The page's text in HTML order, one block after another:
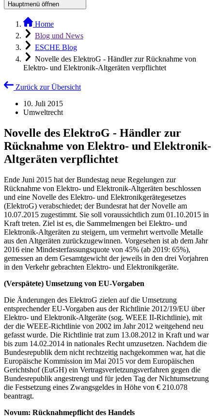
Hauptmenü öffnen
Home
Blog und News
ESCHE Blog
Novelle des ElektroG - Händler zur Rücknahme von
Elektro- und Elektronik-Altgeräten verpflichtet
Zurück zur Übersicht
10. Juli 2015
Umweltrecht
Novelle des ElektroG - Händler zur
Rücknahme von Elektro- und Elektronik-
Altgeräten verpflichtet
Ende Juni 2015 hat der Bundestag neue Regelungen zur
Rücknahme von Elektro- und Elektronik-Altgeräten beschlossen
und eine Novelle des Elektro- und Elektronikgeräte­gesetzes
(ElektroG) verabschiedet; der Bundesrat hat der Novelle am
10.07.2015 zu­gestimmt. Sie soll voraussichtlich zum 01.10.2015 in
Kraft treten. Ziel ist es, die Sammelmengen bei Elektro- und
Elektronik-Altgeräten zu steigern, um vermehrt wertvolle Metalle
aus den Altgeräten zurückzugewinnen. Vorgesehen ist ab dem Jahr
2016 eine Mindesterfassungsquote von 45% (ab 2019: 65%),
gemessen an dem Gesamt­gewicht der jeweils in den drei Vorjahren
in den Verkehr gebrachten Elektro- und Elektronikgeräte.
(Verspätete) Umsetzung von EU-Vorgaben
Die Änderungen des ElektroG zielen auf die Umsetzung
entsprechender EU-Vorgaben aus der Richtlinie 2012/19/EU über
Elektro- und Elektronik-Altgeräte (sog. WEEE II-Richtlinie), mit
der die WEEE-Richtlinie von 2002 im Jahr 2012 weitgehend neu
gefasst wurde. Die Richtlinie trat zum 13.08.2012 in Kraft und war
bis zum 14.02.2014 in nationales Recht um­zusetzen. Nachdem die
Bundesrepublik dem nicht rechtzeitig nachgekommen war, hat die
Europäische Kommission im Mai 2015 vor dem Europäischen
Gerichtshof (EuGH) ein Vertrags­verletzungsverfahren gegen die
Bundesrepublik angestrengt und für jeden Tag der Nicht­umsetzung
die Festsetzung eines Zwangsgeldes in Höhe von € 210.078
beantragt.
Novum: Rücknahmepflicht des Handels